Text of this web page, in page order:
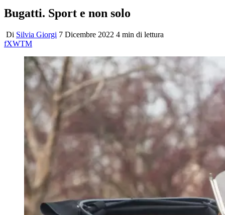
Bugatti. Sport e non solo
Di Silvia Giorgi 7 Dicembre 2022 4 min di lettura
fXWTM